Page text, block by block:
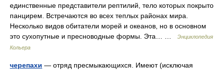
единственные представители рептилий, тело которых покрыто
панцирем. Встречаются во всех теплых районах мира.
Несколько видов обитатели морей и океанов, но в основном
это сухопутные и пресноводные формы. Эта… …
Энциклопедия
Кольера
черепахи — отряд пресмыкающихся. Имеют (исключая